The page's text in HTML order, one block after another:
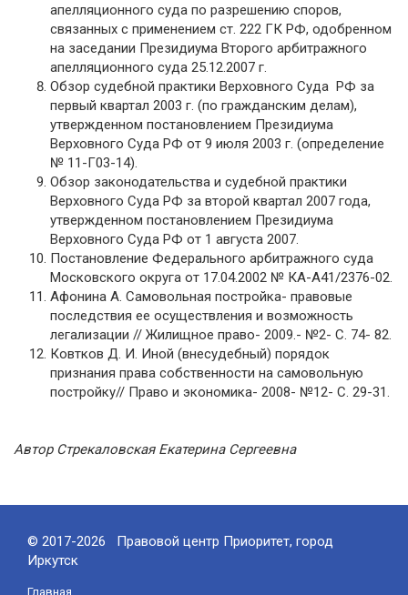
апелляционного суда по разрешению споров,
связанных с применением ст. 222 ГК РФ, одобренном
на заседании Президиума Второго арбитражного
апелляционного суда 25.12.2007 г.
Обзор судебной практики Верховного Суда РФ за
первый квартал 2003 г. (по гражданским делам),
утвержденном постановлением Президиума
Верховного Суда РФ от 9 июля 2003 г. (определение
№ 11-Г03-14).
Обзор законодательства и судебной практики
Верховного Суда РФ за второй квартал 2007 года,
утверж­денном постановлением Президиума
Верховного Суда РФ от 1 августа 2007.
Постановление Фе­дерального арбитражного суда
Московского округа от 17.04.2002 № КА-А41/2376-02.
Афонина А. Самовольная постройка- правовые
последствия ее осуществления и возможность
легализации // Жилищное право- 2009.- №2- С. 74- 82.
Ковтков Д. И. Иной (внесудебный) порядок
признания права собственности на самовольную
постройку// Право и экономика- 2008- №12- С. 29-31.
Автор Стрекаловская Екатерина Сергеевна
© 2017-2026 Правовой центр Приоритет, город
Иркутск
Главная